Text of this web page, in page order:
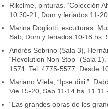
Rikelme, pinturas. “Colección
10.30-21, Dom y feriados 11-
Marina Dogliotti, esculturas.
Sab, Dom y feriados 10-18 hs.
Andrés Sobrino (Sala 3),
“Revolution Non Stop” (Sala
1574. Tel. 4775-5577. Desde
Mariano Vilela, “Ipse dixit”.
Vie 15-20, Sab 11-14 hs.
“Las grandes obras de los